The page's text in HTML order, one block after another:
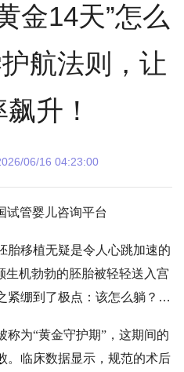
金14天”怎么
航法则，让
升！
06/16 04:23:00
胎移植无疑是令人心跳加速的
生机勃勃的胚胎被轻轻送入宫
紧绷到了极点：该怎么躺？怎
称为“黄金守护期”，这期间的
。临床数据显示，规范的术后